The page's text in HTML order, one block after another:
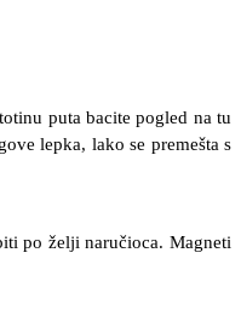
puta bacite pogled na tu
lepka, lako se premešta s
po želji naručioca. Magneti